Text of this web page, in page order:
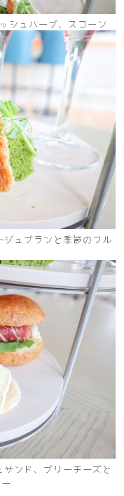
シュハーブ、スコーン
ュブランと季節のフル
ンド、ブリーチーズと